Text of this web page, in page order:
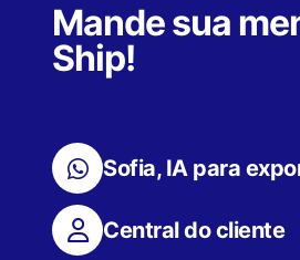
Mande sua
Ship!
Sofia, IA para
Central do cliente